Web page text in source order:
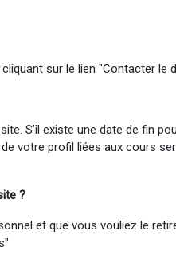
sur le lien "Contacter le
S’il existe une date de fin
votre profil liées aux cours
?
et que vous vouliez le